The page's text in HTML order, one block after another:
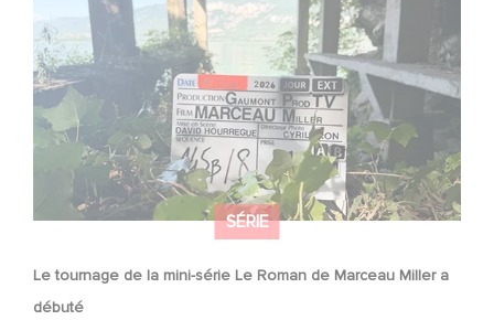
SÉRIE
Le tournage de la mini-série Le Roman de Marceau Miller a
débuté
a débuté